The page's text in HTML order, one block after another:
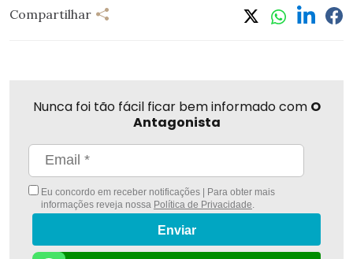
Compartilhar
Nunca foi tão fácil ficar bem informado com O
Antagonista
Eu concordo em receber notificações | Para obter mais
informações reveja nossa Política de Privacidade
Enviar